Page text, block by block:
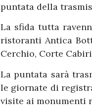
puntata della
La sfida tutta
ristoranti Antica
Cerchio, Corte
La puntata sarà
le giornate di
visite ai monumenti